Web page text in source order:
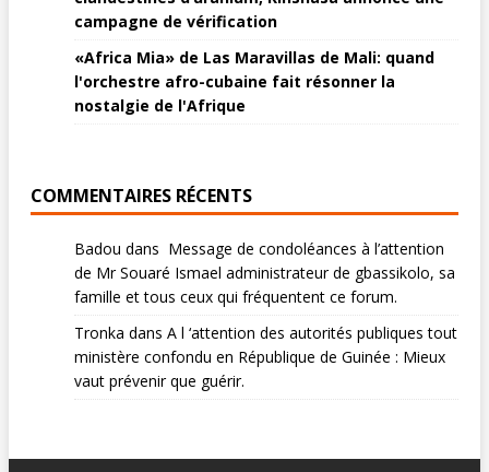
campagne de vérification
«Africa Mia» de Las Maravillas de Mali: quand
l'orchestre afro-cubaine fait résonner la
nostalgie de l'Afrique
COMMENTAIRES RÉCENTS
Badou dans Message de condoléances à l’attention
de Mr Souaré Ismael administrateur de gbassikolo, sa
famille et tous ceux qui fréquentent ce forum.
Tronka dans A l ‘attention des autorités publiques tout
ministère confondu en République de Guinée : Mieux
vaut prévenir que guérir.